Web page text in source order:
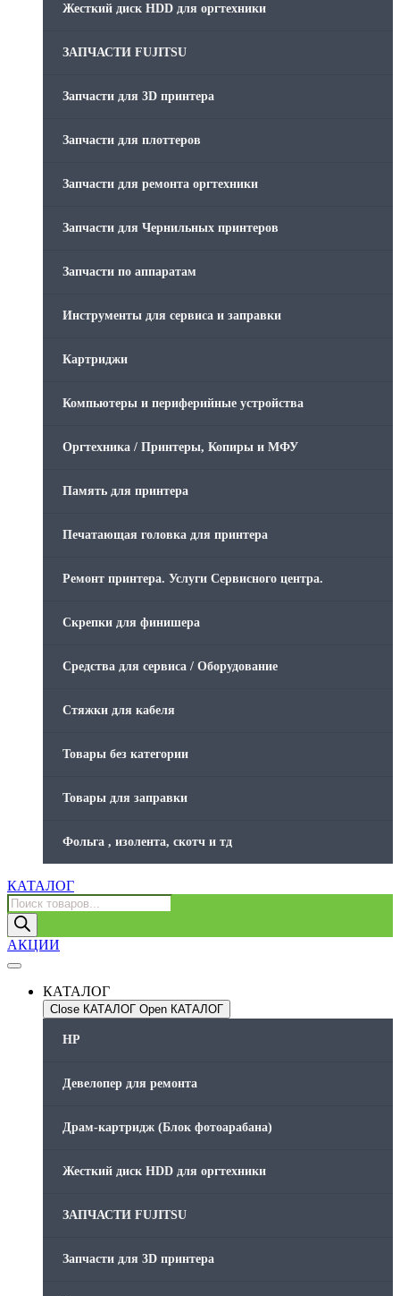
Жесткий диск HDD для оргтехники
ЗАПЧАСТИ FUJITSU
Запчасти для 3D принтера
Запчасти для плоттеров
Запчасти для ремонта оргтехники
Запчасти для Чернильных принтеров
Запчасти по аппаратам
Инструменты для сервиса и заправки
Картриджи
Компьютеры и периферийные устройства
Оргтехника / Принтеры, Копиры и МФУ
Память для принтера
Печатающая головка для принтера
Ремонт принтера. Услуги Сервисного центра.
Скрепки для финишера
Средства для сервиса / Оборудование
Стяжки для кабеля
Товары без категории
Товары для заправки
Фольга , изолента, скотч и тд
КАТАЛОГ
Поиск
товаров
АКЦИИ
КАТАЛОГ
Close КАТАЛОГ Open КАТАЛОГ
HP
Девелопер для ремонта
Драм-картридж (Блок фотоарабана)
Жесткий диск HDD для оргтехники
ЗАПЧАСТИ FUJITSU
Запчасти для 3D принтера